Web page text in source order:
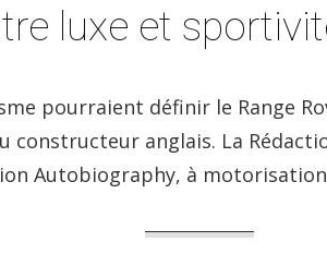
luxe et
pourraient définir le Range
constructeur anglais. La
Autobiography, à